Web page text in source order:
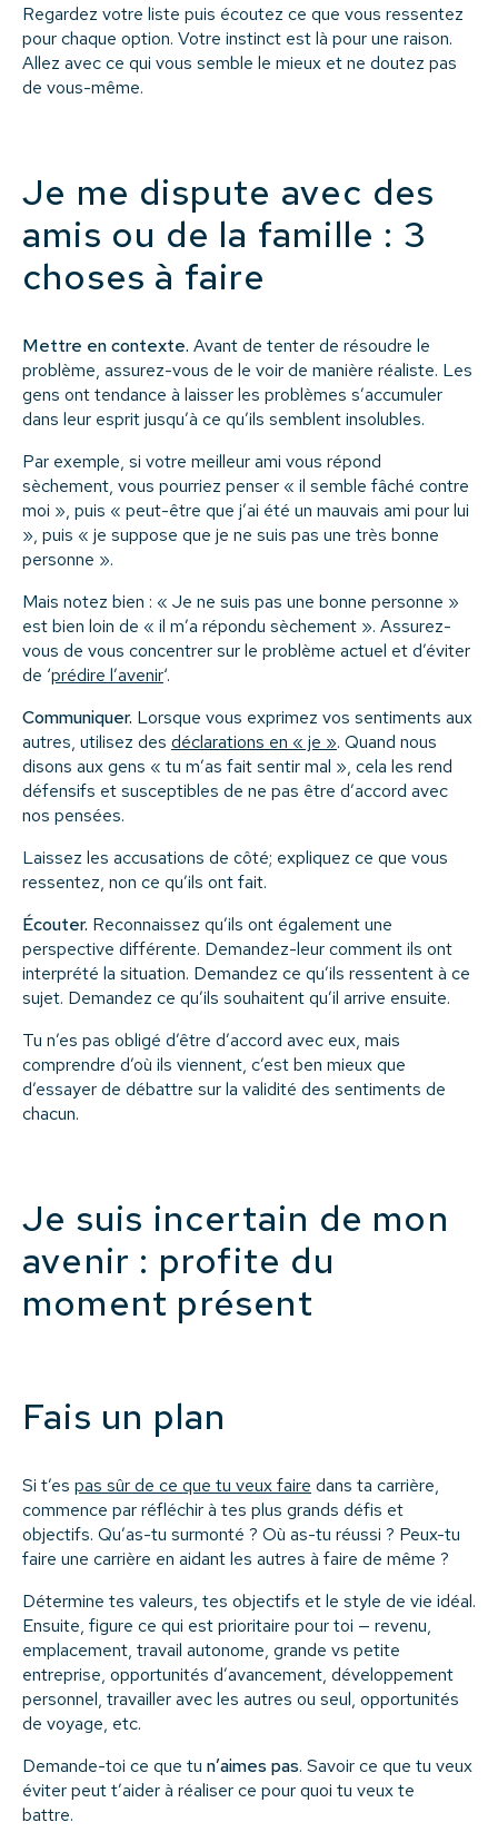
Regardez votre liste puis écoutez ce que vous ressentez
pour chaque option. Votre instinct est là pour une raison.
Allez avec ce qui vous semble le mieux et ne doutez pas
de vous-même.
Je me dispute avec des
amis ou de la famille : 3
choses à faire
Mettre en contexte. Avant de tenter de résoudre le
problème, assurez-vous de le voir de manière réaliste. Les
gens ont tendance à laisser les problèmes s’accumuler
dans leur esprit jusqu’à ce qu’ils semblent insolubles.
Par exemple, si votre meilleur ami vous répond
sèchement, vous pourriez penser « il semble fâché contre
moi », puis « peut-être que j’ai été un mauvais ami pour lui
», puis « je suppose que je ne suis pas une très bonne
personne ».
Mais notez bien : « Je ne suis pas une bonne personne »
est bien loin de « il m’a répondu sèchement ». Assurez-
vous de vous concentrer sur le problème actuel et d’éviter
de ‘prédire l’avenir‘.
Communiquer. Lorsque vous exprimez vos sentiments aux
autres, utilisez des déclarations en « je ». Quand nous
disons aux gens « tu m’as fait sentir mal », cela les rend
défensifs et susceptibles de ne pas être d’accord avec
nos pensées.
Laissez les accusations de côté; expliquez ce que vous
ressentez, non ce qu’ils ont fait.
Écouter. Reconnaissez qu’ils ont également une
perspective différente. Demandez-leur comment ils ont
interprété la situation. Demandez ce qu’ils ressentent à ce
sujet. Demandez ce qu’ils souhaitent qu’il arrive ensuite.
Tu n’es pas obligé d’être d’accord avec eux, mais
comprendre d’où ils viennent, c’est ben mieux que
d’essayer de débattre sur la validité des sentiments de
chacun.
Je suis incertain de mon
avenir : profite du
moment présent
Fais un plan
Si t’es pas sûr de ce que tu veux faire dans ta carrière,
commence par réfléchir à tes plus grands défis et
objectifs. Qu’as-tu surmonté ? Où as-tu réussi ? Peux-tu
faire une carrière en aidant les autres à faire de même ?
Détermine tes valeurs, tes objectifs et le style de vie idéal.
Ensuite, figure ce qui est prioritaire pour toi — revenu,
emplacement, travail autonome, grande vs petite
entreprise, opportunités d’avancement, développement
personnel, travailler avec les autres ou seul, opportunités
de voyage, etc.
Demande-toi ce que tu n’aimes pas. Savoir ce que tu veux
éviter peut t’aider à réaliser ce pour quoi tu veux te
battre.